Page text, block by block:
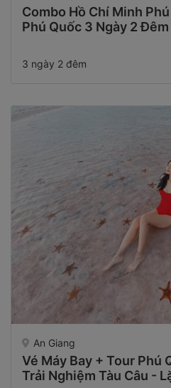
Combo Hồ Chí Minh
Phú Quốc 3 Ngày 2 Đêm
3 ngày 2 đêm
An Giang
Vé Máy Bay + Tour Phú
Trải Nghiệm Tàu Câu -